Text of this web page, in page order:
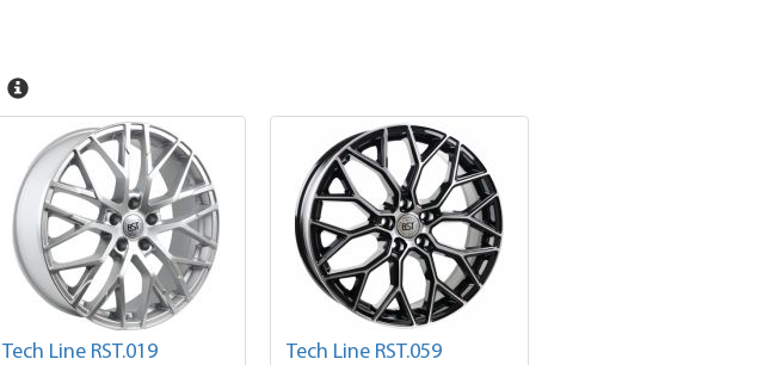
Tech Line RST.019 Tech Line RST.059